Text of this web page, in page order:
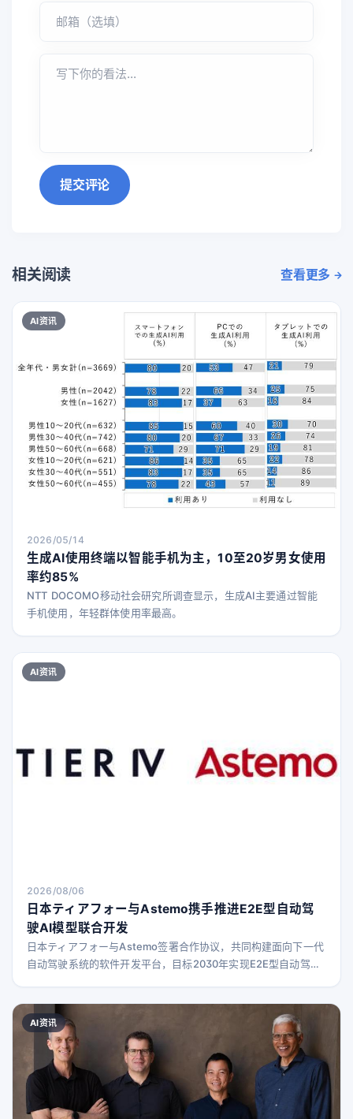
提交评论
相关阅读 查看更多
AI资讯
2026/05/14
生成AI使用终端以智能手机为主，10至20岁男女使用
率约85%
NTT DOCOMO移动社会研究所调查显示，生成AI主要通过智能
手机使用，年轻群体使用率最高。
AI资讯
2026/08/06
日本ティアフォー与Astemo携手推进E2E型自动驾
驶AI模型联合开发
日本ティアフォー与Astemo签署合作协议，共同构建面向下一代
自动驾驶系统的软件开发平台，目标2030年实现E2E型自动驾驶
AI资讯